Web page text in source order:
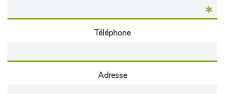
Téléphone
Adresse